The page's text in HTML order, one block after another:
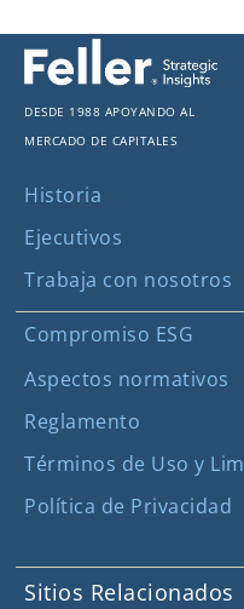
Desde 1988 apoyando al
mercado de capitales
Historia
Ejecutivos
Trabaja con nosotros
Compromiso ESG
Aspectos normativos
Reglamento
Términos de Uso y
Política de Privacidad
Sitios Relacionados